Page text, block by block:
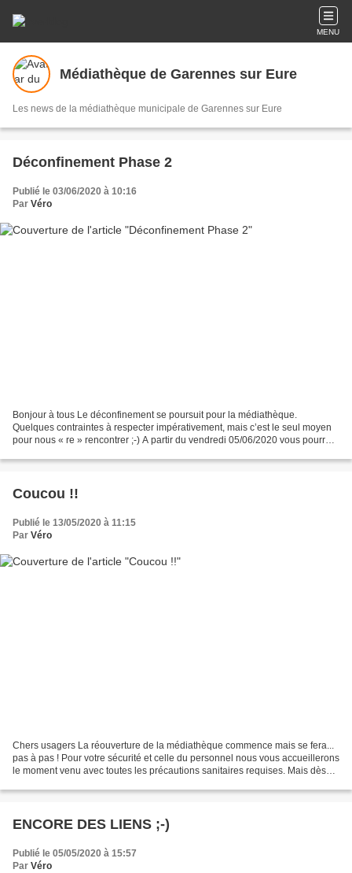
MENU
Médiathèque de Garennes sur Eure
Les news de la médiathèque municipale de Garennes sur Eure
Déconfinement Phase 2
Publié le 03/06/2020 à 10:16
Par Véro
Bonjour à tous Le déconfinement se poursuit pour la médiathèque.
Quelques contraintes à respecter impérativement, mais c’est le seul moyen
pour nous « re » rencontrer ;-) A partir du vendredi 05/06/2020 vous pourrez
Coucou !!
Publié le 13/05/2020 à 11:15
Par Véro
Chers usagers La réouverture de la médiathèque commence mais se fera...
pas à pas ! Pour votre sécurité et celle du personnel nous vous accueillerons
le moment venu avec toutes les précautions sanitaires requises. Mais dès
ENCORE DES LIENS ;-)
Publié le 05/05/2020 à 15:57
Par Véro